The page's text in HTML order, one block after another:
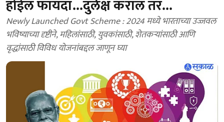
होईल फायदा...दुर्लक्ष कराल तर...
Newly Launched Govt Scheme : 2024 मध्ये भारताच्या उज्जवल
भविष्याच्या दृष्टीने, महिलांसाठी, युवकांसाठी, शेतकऱ्यांसाठी आणि
वृद्धांसाठी विविध योजनांबद्दल जाणून घ्या